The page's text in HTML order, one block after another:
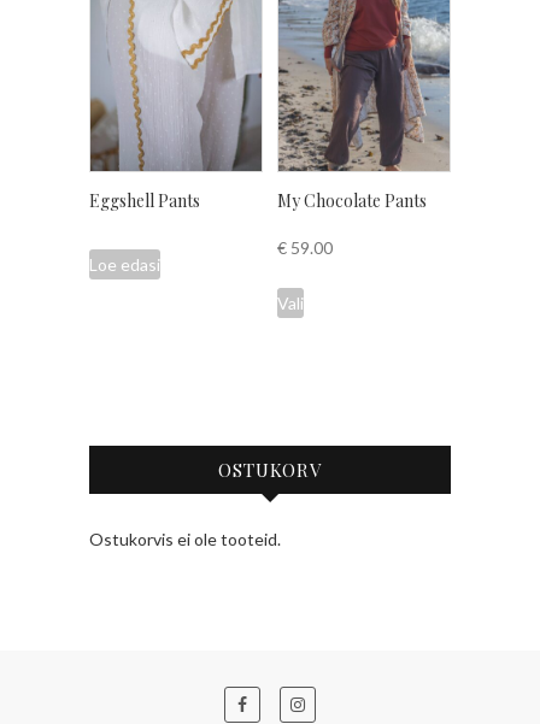
Eggshell Pants
Loe edasi
My Chocolate Pants
€ 59.00
Vali
This
product
options
may
OSTUKORV
Ostukorvis ei ole tooteid.